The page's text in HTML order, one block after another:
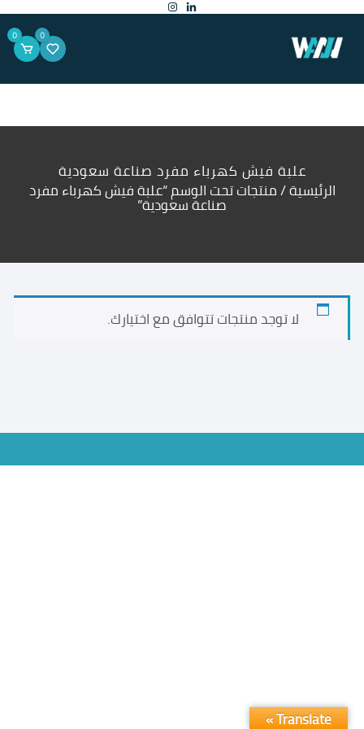
إلى
المحتوى 0
0
علبة فيش كهرباء مفرد صناعة سعودية
الرئيسية/ منتجات تحت الوسم “علبة فيش كهرباء مفرد
صناعة سعودية”
لا توجد منتجات تتوافق مع اختيارك.
Translate »